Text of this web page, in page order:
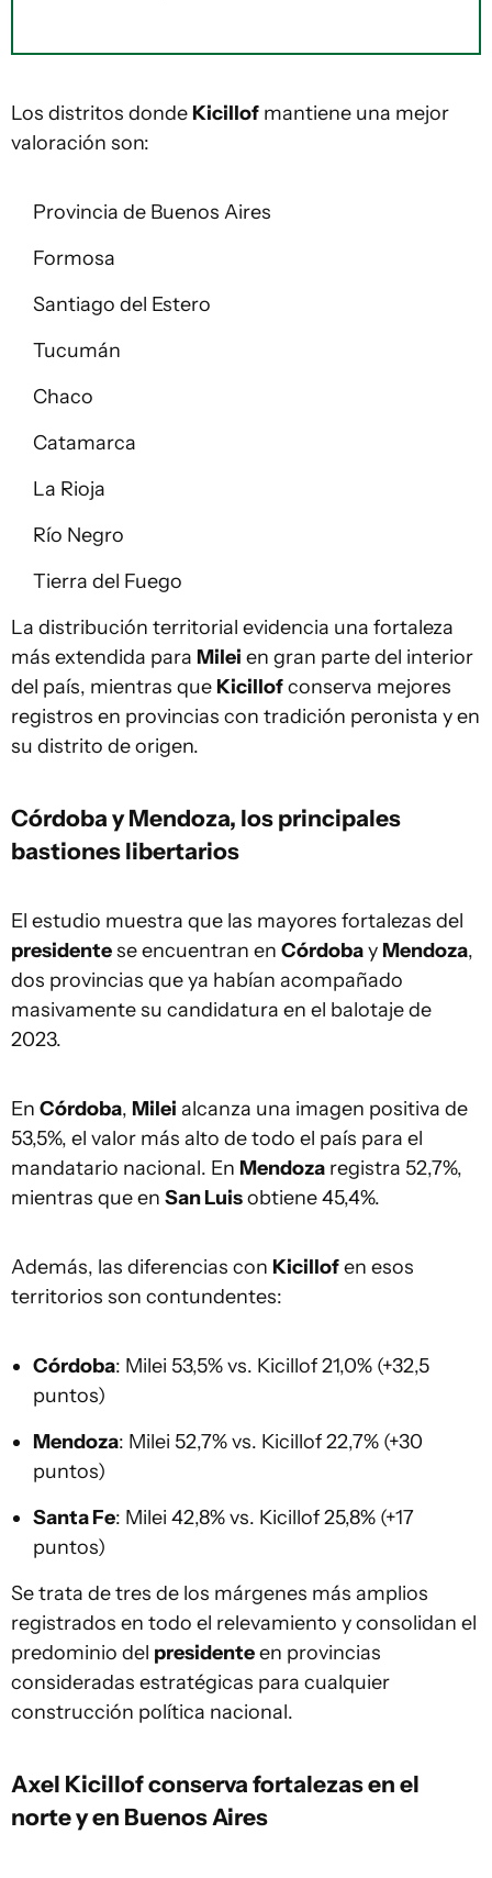
Los distritos donde Kicillof mantiene una mejor
valoración son:
Provincia de Buenos Aires
Formosa
Santiago del Estero
Tucumán
Chaco
Catamarca
La Rioja
Río Negro
Tierra del Fuego
La distribución territorial evidencia una fortaleza
más extendida para Milei en gran parte del interior
del país, mientras que Kicillofconserva mejores
registros en provincias con tradición peronista y en
su distrito de origen.
Córdoba y Mendoza, los principales
bastiones libertarios
El estudio muestra que las mayores fortalezas del
presidentese encuentran en Córdobay Mendoza,
dos provincias que ya habían acompañado
masivamente su candidatura en el balotaje de
2023.
En Córdoba, Milei alcanza una imagen positiva de
53,5%, el valor más alto de todo el país para el
mandatario nacional. En Mendoza registra 52,7%,
mientras que en San Luisobtiene 45,4%.
Además, las diferencias con Kicillofen esos
territorios son contundentes:
Córdoba: Milei 53,5% vs. Kicillof 21,0% (+32,5
puntos)
Mendoza: Milei 52,7% vs. Kicillof 22,7% (+30
puntos)
Santa Fe: Milei 42,8% vs. Kicillof 25,8% (+17
puntos)
Se trata de tres de los márgenes más amplios
registrados en todo el relevamiento y consolidan el
predominio del presidenteen provincias
consideradas estratégicas para cualquier
construcción política nacional.
Axel Kicillof conserva fortalezas en el
norte y en Buenos Aires